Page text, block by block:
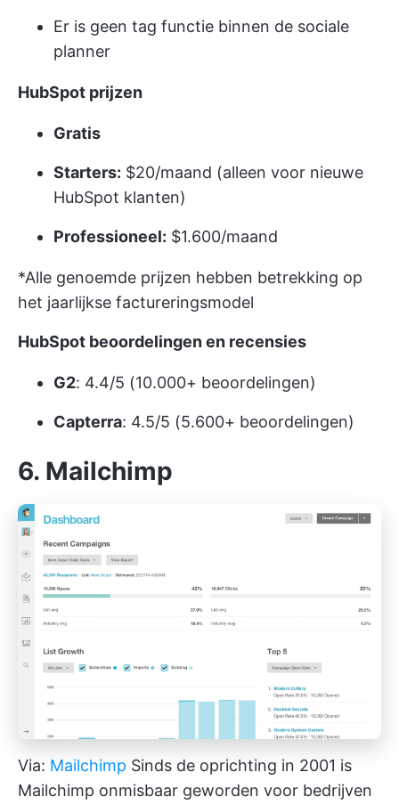
Er is geen tag functie binnen de sociale
planner
HubSpot prijzen
Gratis
Starters: $20/maand (alleen voor nieuwe
HubSpot klanten)
Professioneel: $1.600/maand
*Alle genoemde prijzen hebben betrekking op
het jaarlijkse factureringsmodel
HubSpot beoordelingen en recensies
G2: 4.4/5 (10.000+ beoordelingen)
Capterra: 4.5/5 (5.600+ beoordelingen)
6. Mailchimp
Via: Mailchimp Sinds de oprichting in 2001 is
Mailchimp onmisbaar geworden voor bedrijven